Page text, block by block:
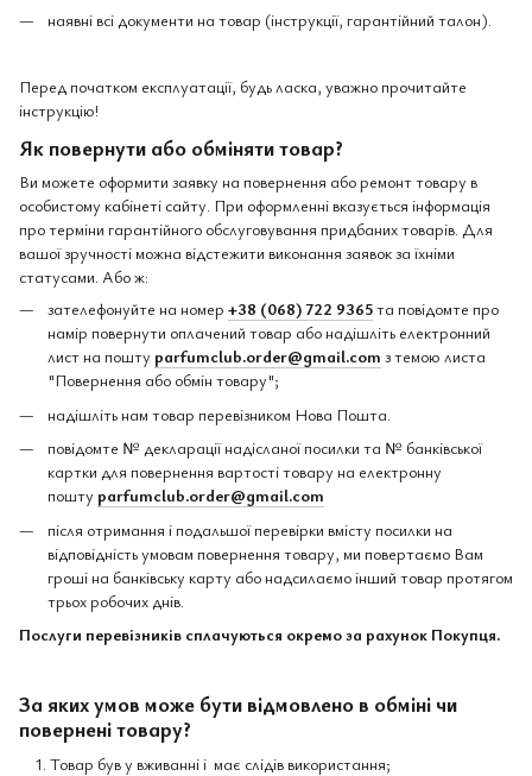
наявні всі документи на товар (інструкції, гарантійний талон).
Перед початком експлуатації, будь ласка, уважно прочитайте
інструкцію!
Як повернути або обміняти товар?
Ви можете оформити заявку на повернення або ремонт товару в
особистому кабінеті сайту. При оформленні вказується інформація
про терміни гарантійного обслуговування придбаних товарів. Для
вашої зручності можна відстежити виконання заявок за їхніми
статусами. Або ж:
зателефонуйте на номер +38 (068) 722 9365та повідомте про
намір повернути оплачений товар або надішліть електронний
лист на пошту parfumclub.order@gmail.com з темою листа
"Повернення або обмін товару";
надішліть нам товар перевізником Нова Пошта.
повідомте № декларації надісланої посилки та № банківської
картки для повернення вартості товару на електронну
пошту parfumclub.order@gmail.com
після отримання і подальшої перевірки вмісту посилки на
відповідність умовам повернення товару, ми повертаємо Вам
гроші на банківську карту або надсилаємо інший товар протягом
трьох робочих днів.
Послуги перевізників сплачуються окремо за рахунок Покупця.
За яких умов може бути відмовлено в обміні чи
повернені товару?
Товар був у вживанні і має слідів використання;